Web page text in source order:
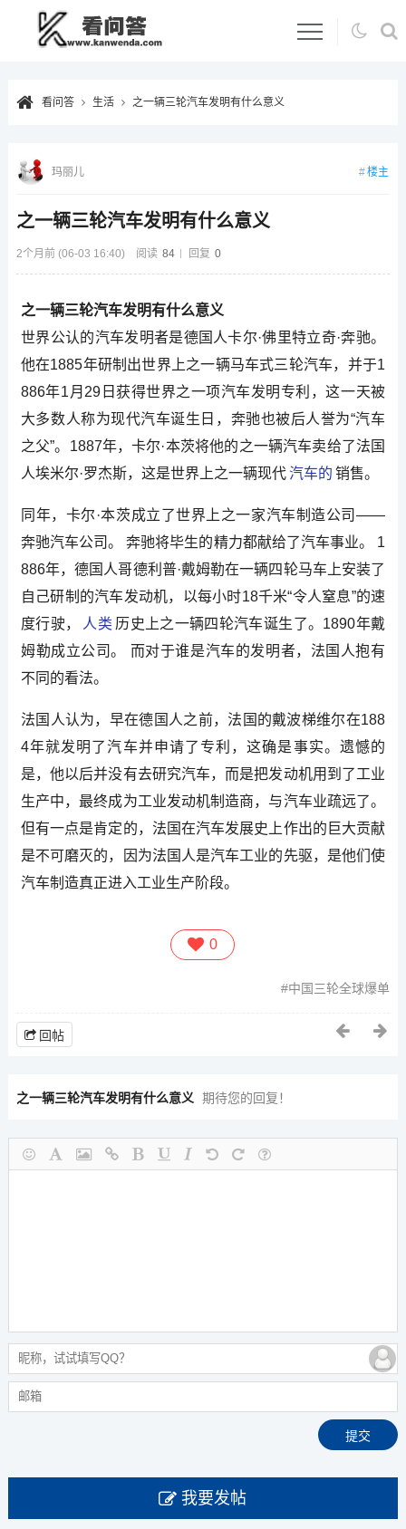
看问答 生活 之一辆三轮汽车发明有什么意义
之一辆三轮汽车发明有什么意义
2个月前 (06-03 16:40) 阅读 84 回复 0
玛丽儿 楼主
之一辆三轮汽车发明有什么意义
世界公认的汽车发明者是德国人卡尔·佛里特立奇·奔驰。
他在1885年研制出世界上之一辆马车式三轮汽车，并于1
886年1月29日获得世界之一项汽车发明专利，这一天被
大多数人称为现代汽车诞生日，奔驰也被后人誉为“汽车
之父”。1887年，卡尔·本茨将他的之一辆汽车卖给了法国
人埃米尔·罗杰斯，这是世界上之一辆现代汽车的 销售。
同年，卡尔·本茨成立了世界上之一家汽车制造公司——
奔驰汽车公司。 奔驰将毕生的精力都献给了汽车事业。 1
886年，德国人哥德利普·戴姆勒在一辆四轮马车上安装了
自己研制的汽车发动机，以每小时18千米“令人窒息”的速
度行驶，
人类 历史上之一辆四轮汽车诞生了。1890年戴
姆勒成立公司。 而对于谁是汽车的发明者，法国人抱有
不同的看法。
法国人认为，早在德国人之前，法国的戴波梯维尔在188
4年就发明了汽车并申请了专利，这确是事实。遗憾的
是，他以后并没有去研究汽车，而是把发动机用到了工业
生产中，最终成为工业发动机制造商，与汽车业疏远了。
但有一点是肯定的，法国在汽车发展史上作出的巨大贡献
是不可磨灭的，因为法国人是汽车工业的先驱，是他们使
汽车制造真正进入工业生产阶段。
0
中国三轮全球爆单
回帖
之一辆三轮汽车发明有什么意义 期待您的回复！
我要发帖